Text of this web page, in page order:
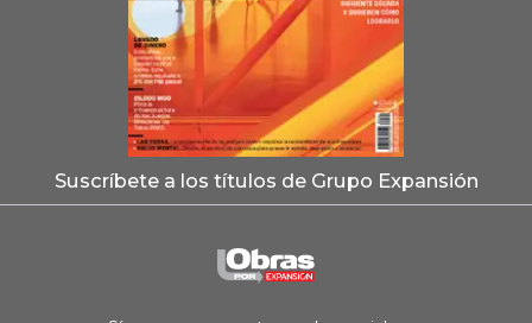
Suscríbete a los títulos de Grupo Expansión